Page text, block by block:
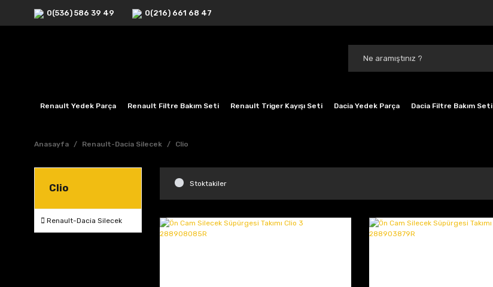
0(536) 586 39 49 0(216) 661 68 47
Renault Yedek Parça Renault Filtre Bakım Seti Renault Triger Kayışı Seti Dacia Yedek Parça Dacia Filtre Bakım Seti
Anasayfa Renault-Dacia Silecek Clio
Clio
Renault-Dacia Silecek
Stoktakiler